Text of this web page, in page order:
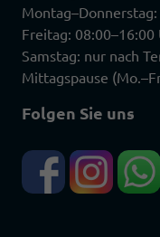
Freitag: 08:00–16:00
Samstag: nur nach
Mittagspause
Folgen Sie uns